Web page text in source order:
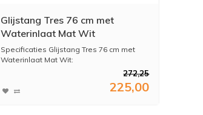
Glijstang Tres 76 cm met
Waterinlaat Mat Wit
Specificaties Glijstang Tres 76 cm met
Waterinlaat Mat Wit:
272,25
225,00